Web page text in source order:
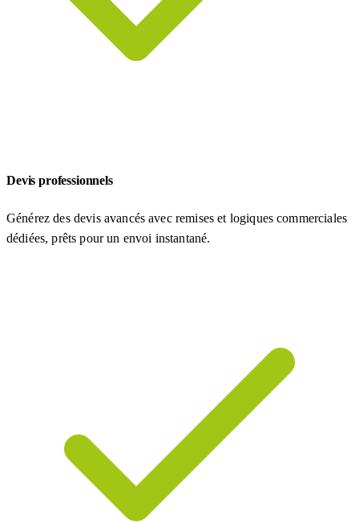
Devis professionnels
Générez des devis avancés avec remises et logiques commerciales
dédiées, prêts pour un envoi instantané.